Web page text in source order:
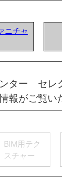
ニチャ
ター セ
報がご覧い
BIM用テク
スチャー